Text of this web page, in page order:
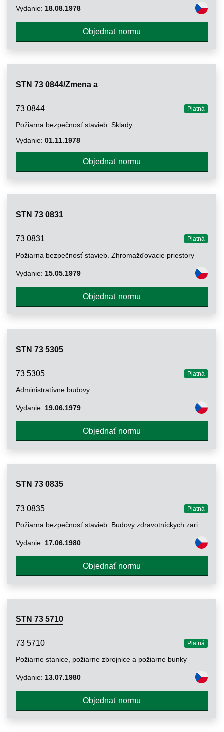
Vydanie: 18.08.1978
Objednať normu
STN 73 0844/Zmena a
73 0844 Platná
Požiarna bezpečnosť stavieb. Sklady
Vydanie: 01.11.1978
Objednať normu
STN 73 0831
73 0831 Platná
Požiarna bezpečnosť stavieb. Zhromažďovacie priestory
Vydanie: 15.05.1979
Objednať normu
STN 73 5305
73 5305 Platná
Administratívne budovy
Vydanie: 19.06.1979
Objednať normu
STN 73 0835
73 0835 Platná
Vydanie: 17.06.1980
Objednať normu
STN 73 5710
73 5710 Platná
Požiarne stanice, požiarne zbrojnice a požiarne bunky
Vydanie: 13.07.1980
Objednať normu